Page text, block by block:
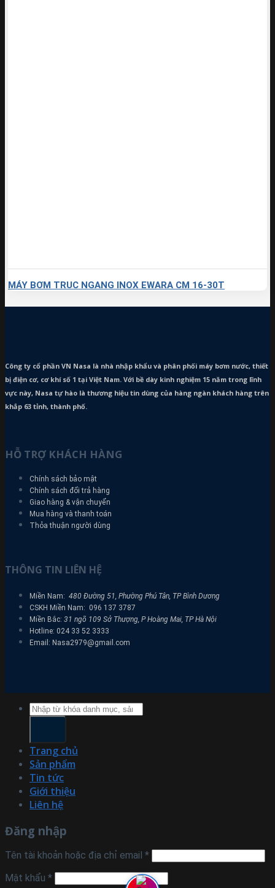
MÁY BƠM TRUC NGANG INOX EWARA CM 16-30T
Công ty cổ phần VN Nasa là nhà nhập khẩu và phân phối máy bơm nước, thiết
bị điện cơ, cơ khí số 1 tại Việt Nam. Với bề dày kinh nghiệm 15 năm trong lĩnh
vực này, Nasa tự hào là thương hiệu tin dùng của hàng ngàn khách hàng trên
khắp 63 tỉnh, thành phố.
HỖ TRỢ KHÁCH HÀNG
Chính sách bảo mật
Chính sách đổi trả hàng
Giao hàng & vận chuyển
Mua hàng và thanh toán
Thỏa thuận người dùng
THÔNG TIN LIÊN HỆ
Miền Nam: 480 Đường 51, Phường Phú Tân, TP Bình Dương
CSKH Miền Nam: 096 137 3787
Miền Bắc: 31 ngõ 109 Sở Thượng, P Hoàng Mai, TP Hà Nội
Hotline: 024 33 52 3333
Email: Nasa2979@gmail.com
Tìm
kiếm:
Trang chủ
Sản phẩm
Tin tức
Giới thiệu
Liên hệ
Đăng nhập
Tên tài khoản hoặc địa chỉ email *
Mật khẩu *